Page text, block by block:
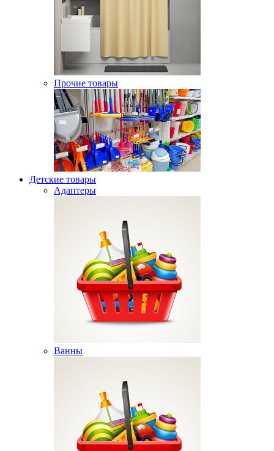
Прочие товары
Детские товары
Адаптеры
Ванны